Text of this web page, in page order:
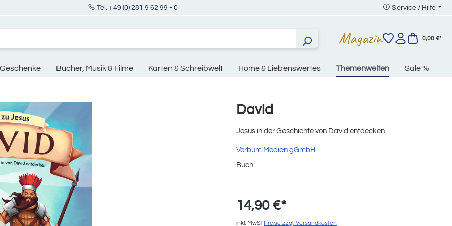
Tel. +49 (0) 281 9 62 99 - 0 Service / Hilfe
Magazin 0,00 €*
Geschenke Bücher, Musik & Filme Karten & Schreibwelt Home & Liebenswertes Themenwelten Sale %
David
Jesus in der Geschichte von David entdecken
Verbum Medien gGmbH
Buch
14,90 €*
inkl. MwSt Preise zzgl. Versandkosten